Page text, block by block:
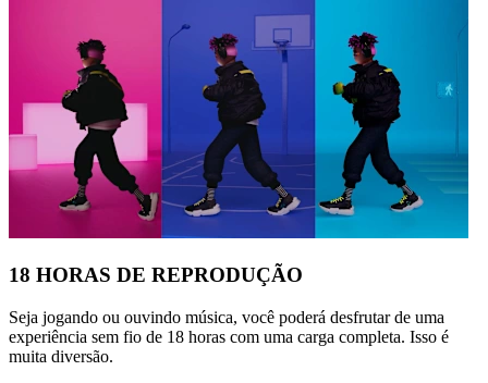
18 HORAS DE REPRODUÇÃO
Seja jogando ou ouvindo música, você poderá desfrutar de uma
experiência sem fio de 18 horas com uma carga completa. Isso é
muita diversão.